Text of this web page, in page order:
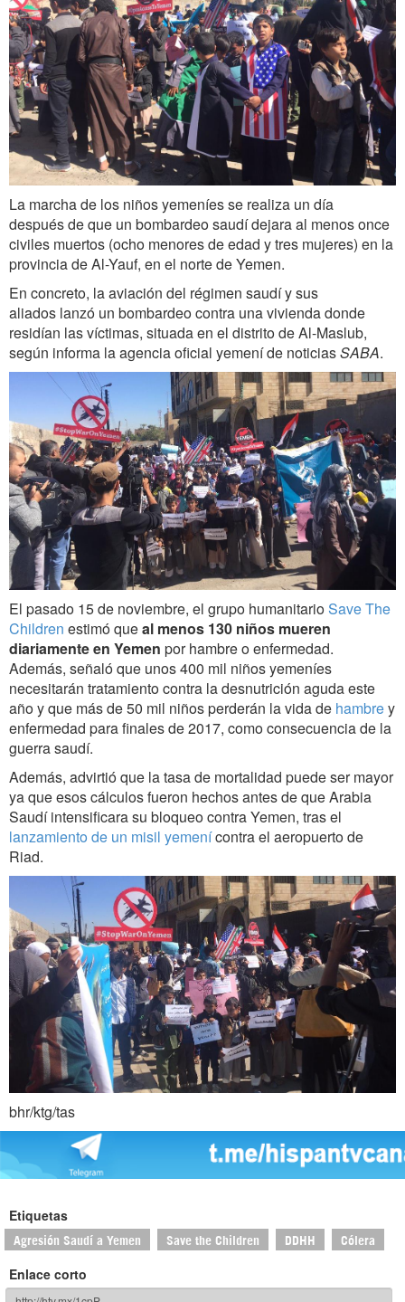
La marcha de los niños yemeníes se realiza un día
después de que un bombardeo saudí dejara al menos once
civiles muertos (ocho menores de edad y tres mujeres) en la
provincia de Al-Yauf, en el norte de Yemen.
En concreto, la aviación del régimen saudí y sus
aliados lanzó un bombardeo contra una vivienda donde
residían las víctimas, situada en el distrito de Al-Maslub,
según informa la agencia oficial yemení de noticiasSABA.
El pasado 15 de noviembre, el grupo humanitarioSave The
Children estimó queal menos 130 niños mueren
diariamente en Yemen por hambre o enfermedad.
Además, señaló que unos 400 mil niños yemeníes
necesitarán tratamiento contra la desnutrición aguda este
año y que más de 50 mil niños perderán la vida de hambrey
enfermedad para finales de 2017, como consecuencia de la
guerra saudí.
Además, advirtió que la tasa de mortalidad puede ser mayor
ya que esos cálculos fueron hechos antes de que Arabia
Saudí intensificara su bloqueo contra Yemen, tras el
lanzamiento de un misil yemenícontra el aeropuerto de
Riad.
bhr/ktg/tas
Etiquetas
Agresión Saudí a Yemen Save the Children DDHH Cólera
Enlace corto